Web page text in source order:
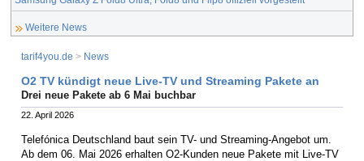
Weitere News
tarif4you.de > News
O2 TV kündigt neue Live-TV und Streaming Pakete an
Drei neue Pakete ab 6 Mai buchbar
22. April 2026
Telefónica Deutschland baut sein TV- und Streaming-Angebot um.
Ab dem 06. Mai 2026 erhalten O2-Kunden neue Pakete mit Live-TV